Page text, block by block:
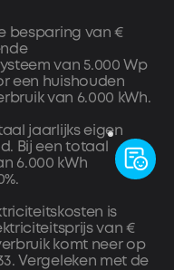
te verifiëren.
3, slimme
ervoor dat alle
zijn verbonden met
versie.
in, zoals AI-
modus.
besparing van €
van 5.000 Wp
een huishouden
van 6.000 kWh.
jaarlijks eigen
Bij een totaal
6.000 kWh
is
van €
komt neer op
Vergeleken met de